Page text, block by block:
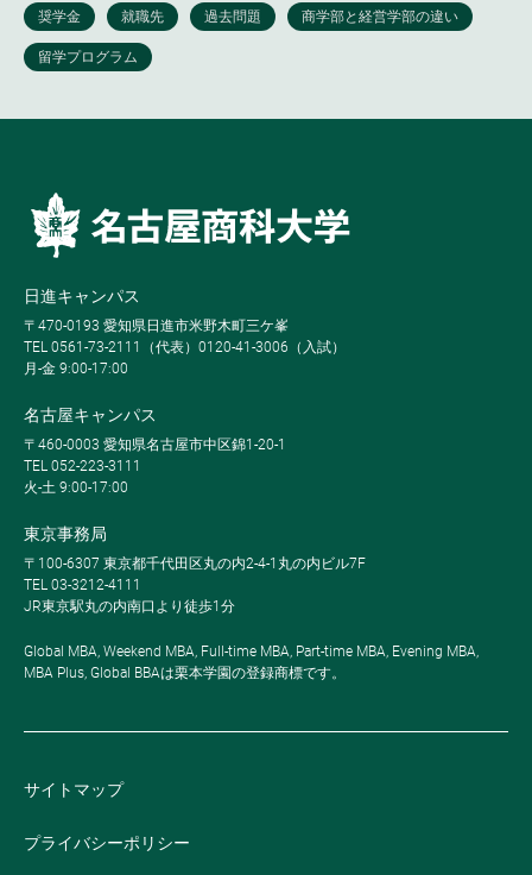
日進キャンパス
〒470-0193 愛知県日進市米野木町三ケ峯
TEL 0561-73-2111（代表）0120-41-3006（入試）
月-金 9:00-17:00
名古屋キャンパス
〒460-0003 愛知県名古屋市中区錦1-20-1
TEL 052-223-3111
火-土 9:00-17:00
東京事務局
〒100-6307 東京都千代田区丸の内2-4-1丸の内ビル7F
TEL 03-3212-4111
JR東京駅丸の内南口より徒歩1分
Global MBA, Weekend MBA, Full-time MBA, Part-time MBA, Evening MBA,
MBA Plus, Global BBAは栗本学園の登録商標です。
サイトマップ
プライバシーポリシー